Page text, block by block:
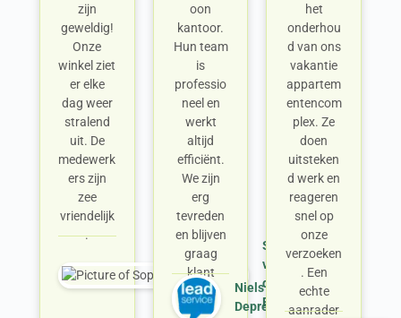
zijn
geweldig!
Onze
winkel ziet
er elke
dag weer
stralend
uit. De
medewerk
ers zijn
zee
vriendelijk
.
Sophie
van
den
Berg
oon
kantoor.
Hun team
is
professio
neel en
werkt
altijd
efficiënt.
We zijn
erg
tevreden
en blijven
graag
klant
Niels
Deprez
het
onderhou
d van ons
vakantie
appartem
entencom
plex. Ze
doen
uitsteken
d werk en
reageren
snel op
onze
verzoeken
. Een
echte
aanrader